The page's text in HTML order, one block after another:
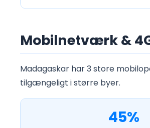
Mobilnetværk &
Madagaskar har 3 store
tilgængeligt i større byer.
45%